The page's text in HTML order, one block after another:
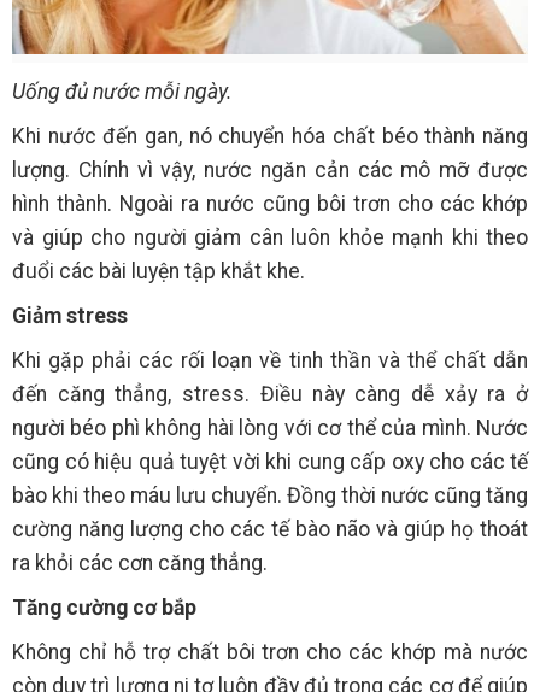
Uống đủ nước mỗi ngày.
Khi nước đến gan, nó chuyển hóa chất béo thành năng
lượng. Chính vì vậy, nước ngăn cản các mô mỡ được
hình thành. Ngoài ra nước cũng bôi trơn cho các khớp
và giúp cho người giảm cân luôn khỏe mạnh khi theo
đuổi các bài luyện tập khắt khe.
Giảm stress
Khi gặp phải các rối loạn về tinh thần và thể chất dẫn
đến căng thẳng, stress. Điều này càng dễ xảy ra ở
người béo phì không hài lòng với cơ thể của mình. Nước
cũng có hiệu quả tuyệt vời khi cung cấp oxy cho các tế
bào khi theo máu lưu chuyển. Đồng thời nước cũng tăng
cường năng lượng cho các tế bào não và giúp họ thoát
ra khỏi các cơn căng thẳng.
Tăng cường cơ bắp
Không chỉ hỗ trợ chất bôi trơn cho các khớp mà nước
còn duy trì lượng ni tơ luôn đầy đủ trong các cơ để giúp